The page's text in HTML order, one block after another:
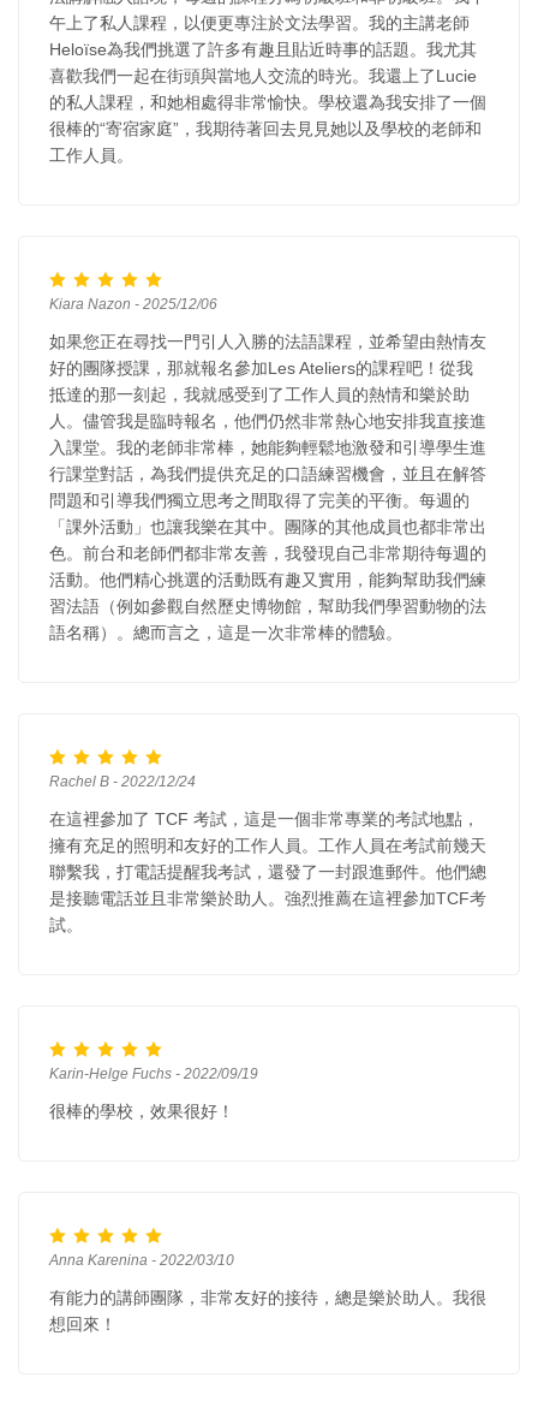
午上了私人課程，以便更專注於文法學習。我的主講老師
Heloïse為我們挑選了許多有趣且貼近時事的話題。我尤其
喜歡我們一起在街頭與當地人交流的時光。我還上了Lucie
的私人課程，和她相處得非常愉快。學校還為我安排了一個
很棒的“寄宿家庭”，我期待著回去見見她以及學校的老師和
工作人員。
Kiara Nazon - 2025/12/06
如果您正在尋找一門引人入勝的法語課程，並希望由熱情友
好的團隊授課，那就報名參加Les Ateliers的課程吧！從我
抵達的那一刻起，我就感受到了工作人員的熱情和樂於助
人。儘管我是臨時報名，他們仍然非常熱心地安排我直接進
入課堂。我的老師非常棒，她能夠輕鬆地激發和引導學生進
行課堂對話，為我們提供充足的口語練習機會，並且在解答
問題和引導我們獨立思考之間取得了完美的平衡。每週的
「課外活動」也讓我樂在其中。團隊的其他成員也都非常出
色。前台和老師們都非常友善，我發現自己非常期待每週的
活動。他們精心挑選的活動既有趣又實用，能夠幫助我們練
習法語（例如參觀自然歷史博物館，幫助我們學習動物的法
語名稱）。總而言之，這是一次非常棒的體驗。
Rachel B - 2022/12/24
在這裡參加了 TCF 考試，這是一個非常專業的考試地點，
擁有充足的照明和友好的工作人員。工作人員在考試前幾天
聯繫我，打電話提醒我考試，還發了一封跟進郵件。他們總
是接聽電話並且非常樂於助人。強烈推薦在這裡參加TCF考
試。
Karin-Helge Fuchs - 2022/09/19
很棒的學校，效果很好！
Anna Karenina - 2022/03/10
有能力的講師團隊，非常友好的接待，總是樂於助人。我很
想回來！